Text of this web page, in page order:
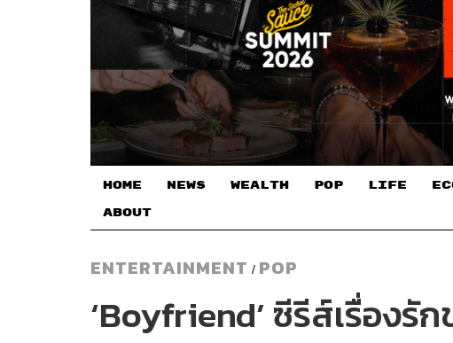
HOME NEWS WEALTH POP LIFE
ABOUT
ENTERTAINMENT / POP
‘Boyfriend’ ซีรีส์เรื่องรั